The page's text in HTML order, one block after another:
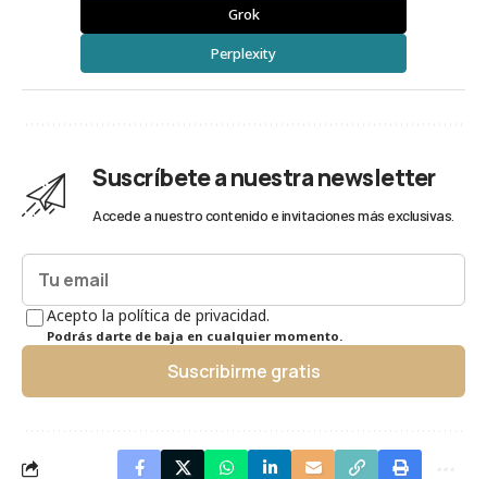
Grok
Perplexity
Suscríbete a nuestra newsletter
Accede a nuestro contenido e invitaciones más exclusivas.
Acepto la política de privacidad.
Podrás darte de baja en cualquier momento.
Suscribirme gratis